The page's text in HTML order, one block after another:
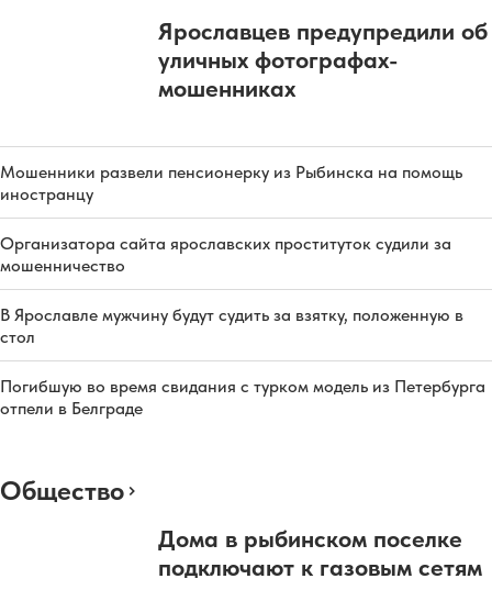
Ярославцев предупредили об
уличных фотографах-
мошенниках
Мошенники развели пенсионерку из Рыбинска на помощь
иностранцу
Организатора сайта ярославских проституток судили за
мошенничество
В Ярославле мужчину будут судить за взятку, положенную в
стол
Погибшую во время свидания с турком модель из Петербурга
отпели в Белграде
Общество
Дома в рыбинском поселке
подключают к газовым сетям